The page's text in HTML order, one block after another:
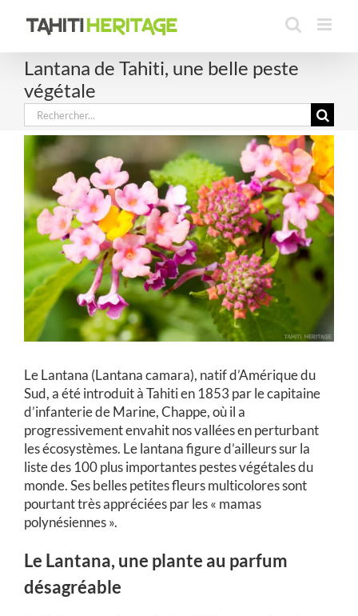
Lantana de Tahiti, une belle peste
végétale
Rechercher:
Le Lantana (Lantana camara), natif d’Amérique du
Sud, a été introduit à Tahiti en 1853 par le capitaine
d’infanterie de Marine, Chappe, où il a
progressivement envahit nos vallées en perturbant
les écosystèmes. Le lantana figure d’ailleurs sur la
liste des 100 plus importantes pestes végétales du
monde. Ses belles petites fleurs multicolores sont
pourtant très appréciées par les « mamas
polynésiennes ».
Le Lantana, une plante au parfum
désagréable